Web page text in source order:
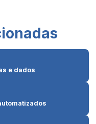
e dados